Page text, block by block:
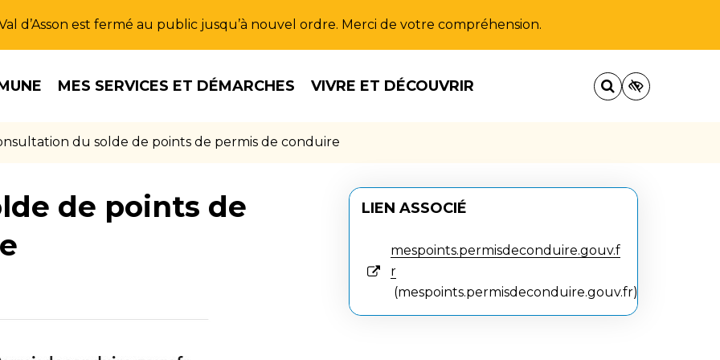
d’Asson est fermé au public jusqu’à nouvel ordre. Merci de votre compréhension.
MES SERVICES ET DÉMARCHES VIVRE ET DÉCOUVRIR
du solde de points de permis de conduire
de points de
LIEN ASSOCIÉ
mespoints.permisdeconduire.gouv.f
r
mespoints.permisdeconduire.gouv.fr